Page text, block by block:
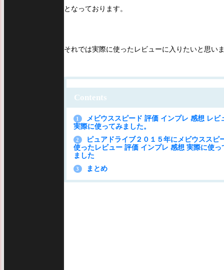
となっております。
それでは実際に使ったレビューに入りたいと思い
Contents
1
メビウススピード 評価 インプレ 感想 レビ
実際に使ってみました。
2
ピュアドライブ２０１５年にメビウススピ
使ったレビュー 評価 インプレ 感想 実際に使っ
ました
3 まとめ